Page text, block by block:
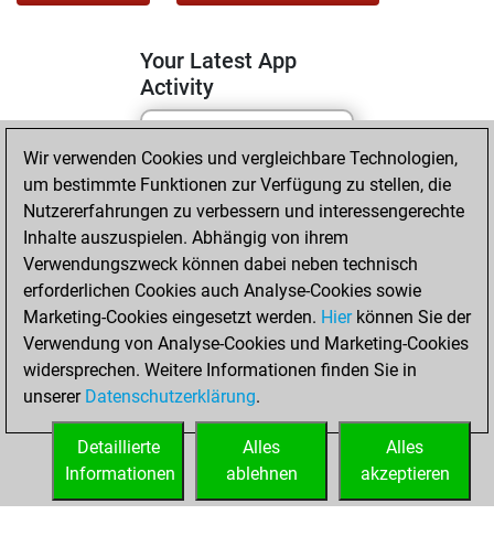
Your Latest App
Activity
Mittwoch, Mai 6,
2026
You totalled 61
tactics positions
Tactics
You
solved 25 tactics
positions
You achieved
tactics positions
Wir verwenden Cookies und vergleichbare Technologien,
um bestimmte Funktionen zur Verfügung zu stellen, die
Nutzererfahrungen zu verbessern und interessengerechte
Inhalte auszuspielen. Abhängig von ihrem
Verwendungszweck können dabei neben technisch
erforderlichen Cookies auch Analyse-Cookies sowie
Marketing-Cookies eingesetzt werden. Hierkönnen Sie der
Verwendung von Analyse-Cookies und Marketing-Cookies
widersprechen. Weitere Informationen finden Sie in
unserer Datenschutzerklärung.
Alles
akzeptieren
Alles
ablehnen
Detaillierte
Informationen